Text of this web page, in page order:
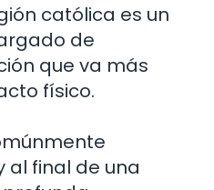
católica es un
de
que va más
físico.
al final de una